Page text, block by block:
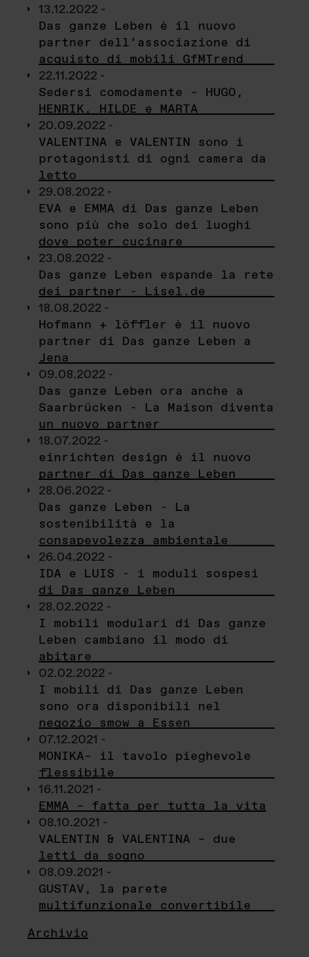
13.12.2022 -
Das ganze Leben è il nuovo
partner dell’associazione di
acquisto di mobili GfMTrend
22.11.2022 -
Sedersi comodamente – HUGO,
HENRIK, HILDE e MARTA
20.09.2022 -
VALENTINA e VALENTIN sono i
protagonisti di ogni camera da
letto
29.08.2022 -
EVA e EMMA di Das ganze Leben
sono più che solo dei luoghi
dove poter cucinare
23.08.2022 -
Das ganze Leben espande la rete
dei partner - Lisel.de
18.08.2022 -
Hofmann + löffler è il nuovo
partner di Das ganze Leben a
Jena
09.08.2022 -
Das ganze Leben ora anche a
Saarbrücken - La Maison diventa
un nuovo partner
18.07.2022 -
einrichten design è il nuovo
partner di Das ganze Leben
28.06.2022 -
Das ganze Leben - La
sostenibilità e la
consapevolezza ambientale
26.04.2022 -
IDA e LUIS - i moduli sospesi
di Das ganze Leben
28.02.2022 -
I mobili modulari di Das ganze
Leben cambiano il modo di
abitare
02.02.2022 -
I mobili di Das ganze Leben
sono ora disponibili nel
negozio smow a Essen
07.12.2021 -
MONIKA– il tavolo pieghevole
flessibile
16.11.2021 -
EMMA – fatta per tutta la vita
08.10.2021 -
VALENTIN & VALENTINA – due
letti da sogno
08.09.2021 -
GUSTAV, la parete
multifunzionale convertibile
Archivio